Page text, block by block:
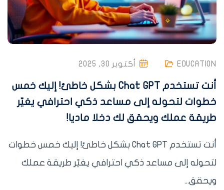
EDUCATION أكتوبر 30, 2025
أنت تستخدم Chat GPT بشكل خاطئ! إليك خمس
خطوات لتحوله إلى مساعد ذكي احترافي يغيّر
طريقة عملك ويحقق لك دخلا ماديا!
أنت تستخدم Chat GPT بشكل خاطئ! إليك خمس خطوات
لتحوله إلى مساعد ذكي احترافي يغيّر طريقة عملك
ويحقق...